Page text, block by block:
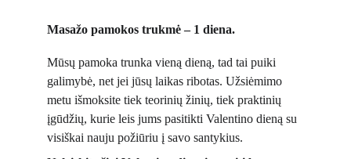
Masažo pamokos trukmė – 1 diena.
Mūsų pamoka trunka vieną dieną, tad tai puiki
galimybė, net jei jūsų laikas ribotas. Užsiėmimo
metu išmoksite tiek teorinių žinių, tiek praktinių
įgūdžių, kurie leis jums pasitikti Valentino dieną su
visiškai nauju požiūriu į savo santykius.